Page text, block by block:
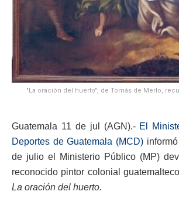
"La oración del huerto", de Tomás de Merlo,
Guatemala 11 de jul (AGN).- El
Deportes de Guatemala (MCD)informó
de julio el Ministerio Público (MP)
reconocido pintor colonial
La oración del huerto.